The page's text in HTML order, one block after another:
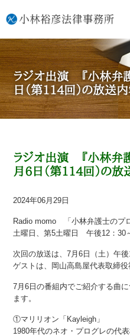
ラジオ出演 『小林弁
日（第114回）の放送
ラジオ出演 『小林弁
月6日（第114回）の放
2024年06月29日
Radio momo 「小林弁護士のプ
土曜日、第5土曜日 午後12：30
次回の放送は、7月6日（土）午後
ゲストは、岡山高島屋代表取
7月6日の番組内でご紹介する曲
ます。
①マリリオン「Kayleigh」
1980年代のネオ・プログレの代表